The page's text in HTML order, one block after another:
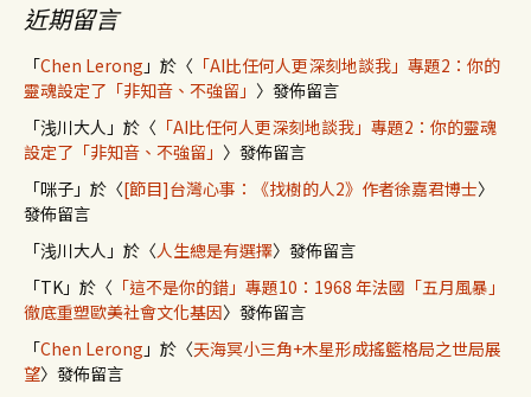
近期留言
「Chen Lerong 」於〈 「AI比任何人更深刻地談我」專題2：你的
靈魂設定了「非知音、不強留」 〉發佈留言
「浅川大人 」於〈 「AI比任何人更深刻地談我」專題2：你的靈魂
設定了「非知音、不強留」 〉發佈留言
「咪子 」於〈[節目]台灣心事：《找樹的人2》作者徐嘉君博士〉
發佈留言
「浅川大人 」於〈人生總是有選擇〉發佈留言
「TK」於〈 「這不是你的錯」專題10：1968 年法國「五月風暴」
徹底重塑歐美社會文化基因〉發佈留言
「Chen Lerong 」於〈天海冥小三角+木星形成搖籃格局之世局展
望〉發佈留言